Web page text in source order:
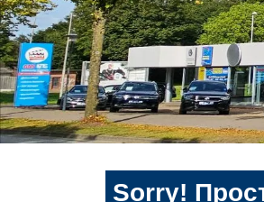
Sorry!